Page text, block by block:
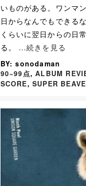
いものがある。ワンマ
日からなんでもできる
くらいに翌日からの日
る。 …続きを見る
BY: sonodaman
90~99点,ALBUM
SCORE,SUPER